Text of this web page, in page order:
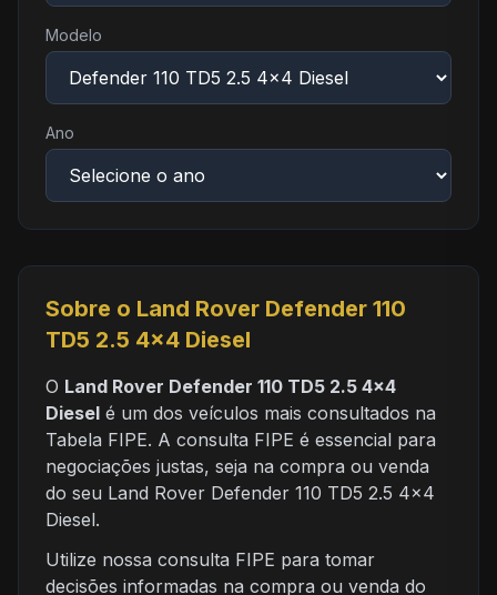
Modelo
Ano
Sobre o Land Rover Defender 110
TD5 2.5 4x4 Diesel
O Land Rover Defender 110 TD5 2.5 4x4
Diesel é um dos veículos mais consultados na
Tabela FIPE. A consulta FIPE é essencial para
negociações justas, seja na compra ou venda
do seu Land Rover Defender 110 TD5 2.5 4x4
Diesel.
Utilize nossa consulta FIPE para tomar
decisões informadas na compra ou venda do